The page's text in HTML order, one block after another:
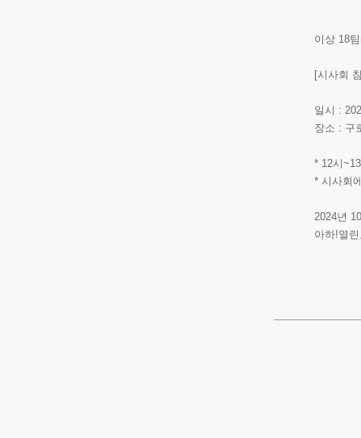
이상 18
[시사회
일시 :
장소 : 구
* 12시
* 시사회
2024년
아하!열